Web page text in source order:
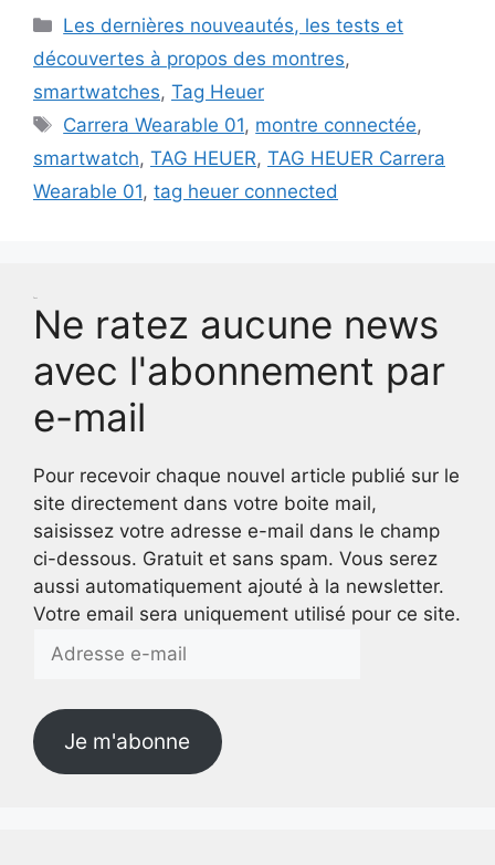
Catégories
Les dernières nouveautés, les tests et
découvertes à propos des montres,
smartwatches, Tag Heuer
Étiquettes
Carrera Wearable 01, montre connectée,
smartwatch, TAG HEUER, TAG HEUER Carrera
Wearable 01, tag heuer connected
Test
Ne ratez aucune news
avec l'abonnement par
e-mail
Pour recevoir chaque nouvel article publié sur le
site directement dans votre boite mail,
saisissez votre adresse e-mail dans le champ
ci-dessous. Gratuit et sans spam. Vous serez
aussi automatiquement ajouté à la newsletter.
Votre email sera uniquement utilisé pour ce site.
Adresse
Je m'abonne